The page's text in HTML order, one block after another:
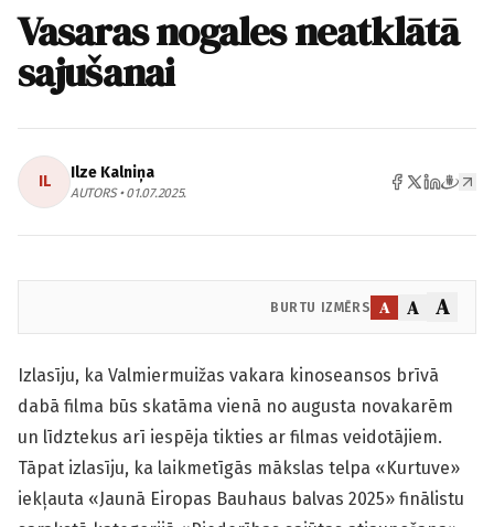
Vasaras nogales neatklātā
sajušanai
IL Ilze Kalniņa
AUTORS • 01.07.2025.
BURTU IZMĒRS A A A
Izlasīju, ka Valmiermuižas vakara kinoseansos brīvā
dabā filma būs skatāma vienā no augusta novakarēm
un līdztekus arī iespēja tikties ar filmas veidotājiem.
Tāpat izlasīju, ka laikmetīgās mākslas telpa «Kurtuve»
iekļauta «Jaunā Eiropas Bauhaus balvas 2025» finālistu